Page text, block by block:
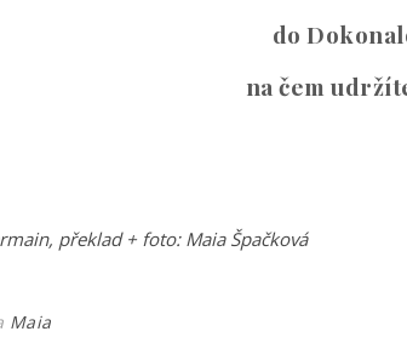
do
na čem
překlad + foto: Maia Špačková
Maia